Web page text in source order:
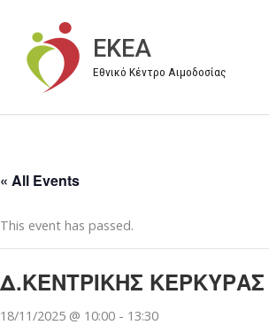
περιεχόμενο
EKEA
Εθνικό Κέντρο Αιμοδοσίας
« All Events
This event has passed.
Δ.ΚΕΝΤΡΙΚΗΣ ΚΕΡΚΥΡΑΣ
18/11/2025 @ 10:00 - 13:30